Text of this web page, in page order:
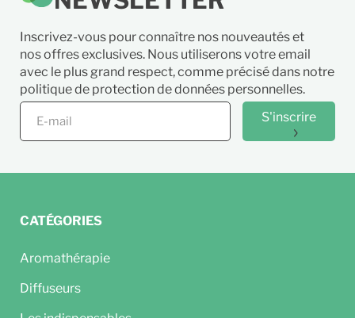
Inscrivez-vous pour connaître nos nouveautés et
nos offres exclusives. Nous utiliserons votre email
avec le plus grand respect, comme précisé dans notre
politique de protection de données personnelles.
S'inscrire
CATÉGORIES
Aromathérapie
Diffuseurs